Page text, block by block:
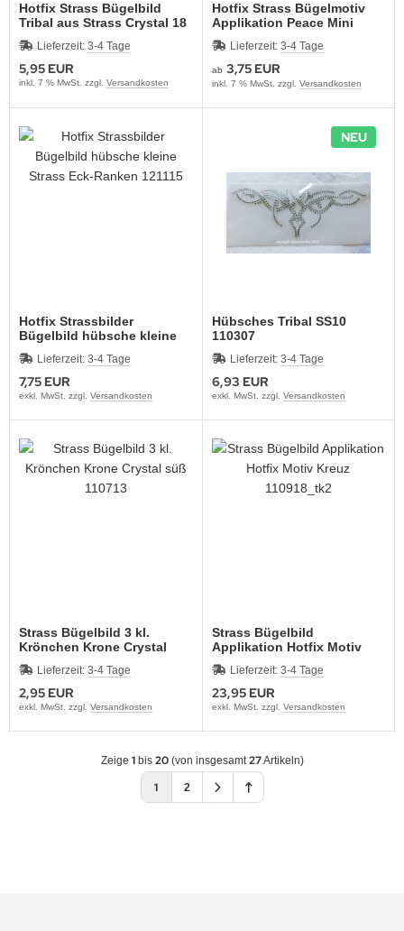
Hotfix Strass Bügelbild
Tribal aus Strass Crystal 18
x 6 cm
Lieferzeit: 3-4 Tage
5,95 EUR
inkl. 7 % MwSt. zzgl. Versandkosten
Hotfix Strass Bügelmotiv
Applikation Peace Mini
120621
Lieferzeit: 3-4 Tage
ab 3,75 EUR
inkl. 7 % MwSt. zzgl. Versandkosten
Hotfix Strassbilder
Bügelbild hübsche kleine
Strass Eck-Ranken 121115
Lieferzeit: 3-4 Tage
7,75 EUR
exkl. MwSt. zzgl. Versandkosten
NEU
Hübsches Tribal SS10
110307
Lieferzeit: 3-4 Tage
6,93 EUR
exkl. MwSt. zzgl. Versandkosten
Strass Bügelbild 3 kl.
Krönchen Krone Crystal
süß 110713
Lieferzeit: 3-4 Tage
2,95 EUR
exkl. MwSt. zzgl. Versandkosten
Strass Bügelbild
Applikation Hotfix Motiv
Kreuz 110918_tk2
Lieferzeit: 3-4 Tage
23,95 EUR
exkl. MwSt. zzgl. Versandkosten
Zeige 1bis 20(von insgesamt27Artikeln)
1 2